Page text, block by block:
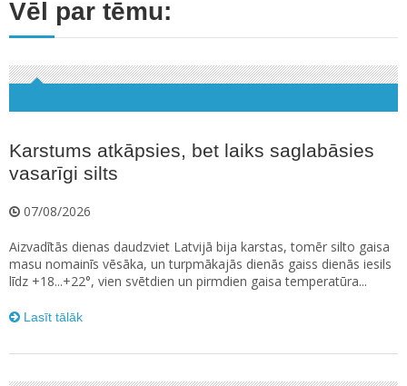
Vēl par tēmu:
Karstums atkāpsies, bet laiks saglabāsies
vasarīgi silts
07/08/2026
Aizvadītās dienas daudzviet Latvijā bija karstas, tomēr silto gaisa
masu nomainīs vēsāka, un turpmākajās dienās gaiss dienās iesils
līdz +18...+22°, vien svētdien un pirmdien gaisa temperatūra...
Lasīt tālāk